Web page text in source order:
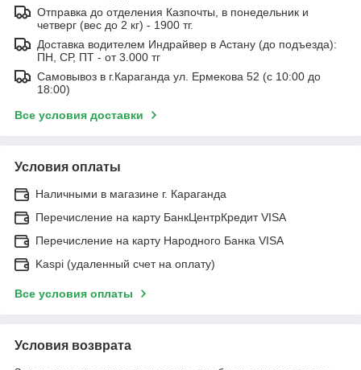
Отправка до отделения Казпочты, в понедельник и
четверг (вес до 2 кг) - 1900 тг.
Доставка водителем Индрайвер в Астану (до подъезда):
ПН, СР, ПТ - от 3.000 тг
Самовывоз в г.Караганда ул. Ермекова 52 (с 10:00 до
18:00)
Все условия доставки
Условия оплаты
Наличными в магазине г. Караганда
Перечисление на карту БанкЦентрКредит VISA
Перечисление на карту Народного Банка VISA
Kaspi (удаленный счет на оплату)
Все условия оплаты
Условия возврата